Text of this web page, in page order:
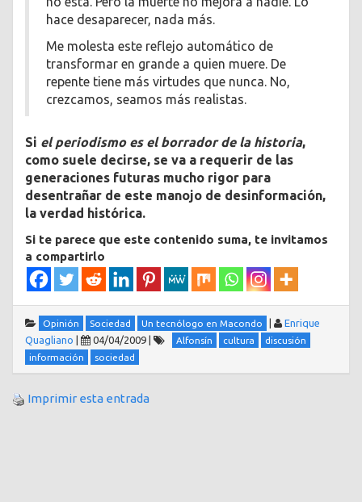
hace desaparecer, nada más.
Me molesta este reflejo automático de
transformar en grande a quien muere. De
repente tiene más virtudes que nunca. No,
crezcamos, seamos más realistas.
Si el periodismo es el borrador de la historia,
como suele decirse, se va a requerir de las
generaciones futuras mucho rigor para
desentrañar de este manojo de desinformación,
la verdad histórica.
Si te parece que este contenido suma, te invitamos
a compartirlo
Opinión Sociedad Un tecnólogo en Macondo |
Enrique
Quagliano | 04/04/2009 | Alfonsín cultura
discusión
información
sociedad
Imprimir esta entrada